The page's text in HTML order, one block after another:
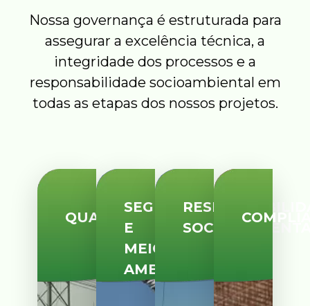
Nossa governança é estruturada para
assegurar a excelência técnica, a
integridade dos processos e a
responsabilidade socioambiental em
todas as etapas dos nossos projetos.
QUALIDADE
SEGURANÇA
E
MEIO
AMBIENTE